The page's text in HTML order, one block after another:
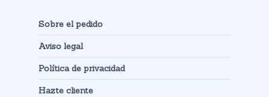
Sobre el pedido
Aviso legal
Política de privacidad
Hazte cliente